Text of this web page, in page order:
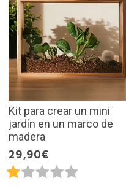
Kit para crear un mini
jardín en un marco de
madera
29,90€